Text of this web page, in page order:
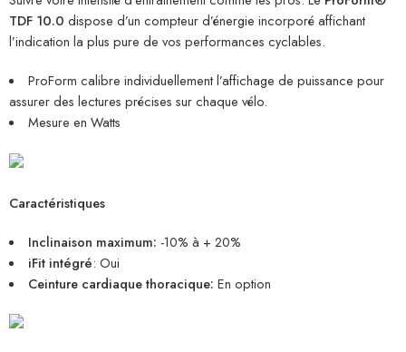
TDF 10.0 dispose d’un compteur d’énergie incorporé affichant
l’indication la plus pure de vos performances cyclables.
ProForm calibre individuellement l’affichage de puissance pour
assurer des lectures précises sur chaque vélo.
Mesure en Watts
Caractéristiques
Inclinaison maximum: -10% à + 20%
iFit intégré: Oui
Ceinture cardiaque thoracique: En option